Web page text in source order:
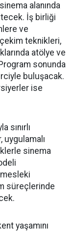
alanında
İş birliği
ve
teknikleri,
atölye ve
sonunda
buluşacak.
ise
sınırlı
sinema
mesleki
süreçlerinde
yaşamını